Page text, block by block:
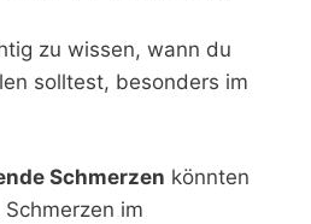
zu wissen, wann du
solltest, besonders im
Schmerzen könnten
im